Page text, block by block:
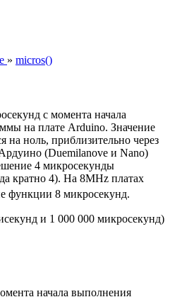
» micros()
с момента начала
на плате Arduino. Значение
на ноль, приблизительно через
(Duemilanove и Nano)
4 микросекунды
кратно 4). На 8MHz платах
функции 8 микросекунд.
и 1 000 000 микросекунд)
начала выполнения